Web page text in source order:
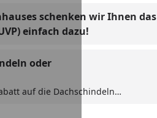
schenken wir Ihnen das
einfach dazu!
oder
auf die Dachschindeln